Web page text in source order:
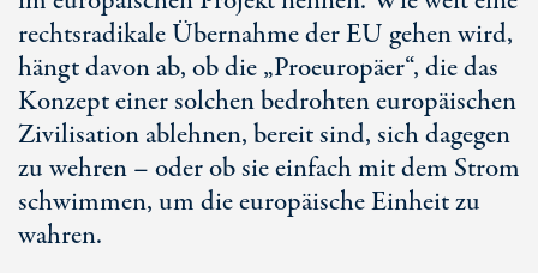
rechtsradikale Übernahme der EU gehen wird,
hängt davon ab, ob die „Proeuropäer“, die das
Konzept einer solchen bedrohten europäischen
Zivilisation ablehnen, bereit sind, sich dagegen
zu wehren – oder ob sie einfach mit dem Strom
schwimmen, um die europäische Einheit zu
wahren.